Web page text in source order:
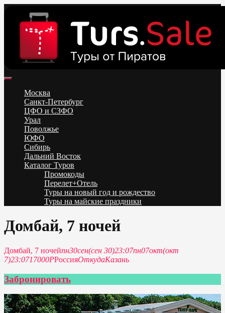
content
Низкие цены на путевки 3-7-10 ночей все включено, отдых на
море. Распродажа экскурсионных и горнолыжных туров.
Обновление каждый день. Официальный сайт Тур Сейл
Москва
Санкт-Петербург
ЦФО и СЗФО
Урал
Поволжье
ЮФО
Сибирь
Дальний Восток
Каталог Туров
Промокоды
Перелет+Отель
Туры на новый год и рождество
Туры на майские праздники
Домбай, 7 ночей
Домбай, 7 ночейпн30сен(сен 30)23:07пн07окт(окт
7)23:0717000РРоссияОткудаКазань
Забронировать